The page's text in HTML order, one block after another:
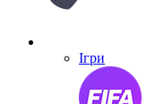
Ігри